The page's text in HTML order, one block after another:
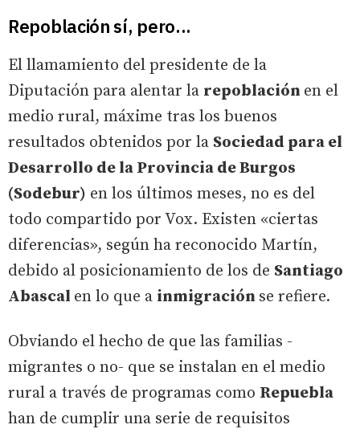
Repoblación sí, pero...
El llamamiento del presidente de la
Diputación para alentar la repoblación en el
medio rural, máxime tras los buenos
resultados obtenidos por la Sociedad para el
Desarrollo de la Provincia de Burgos
(Sodebur) en los últimos meses, no es del
todo compartido por Vox. Existen «ciertas
diferencias», según ha reconocido Martín,
debido al posicionamiento de los de Santiago
Abascal en lo que a inmigración se refiere.
Obviando el hecho de que las familias -
migrantes o no- que se instalan en el medio
rural a través de programas como Repuebla
han de cumplir una serie de requisitos